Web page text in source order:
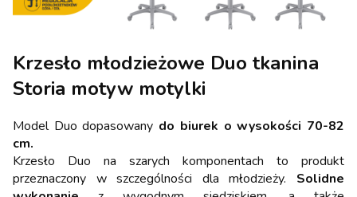
Krzesło młodzieżowe Duo tkanina
Storia motyw motylki
Model Duo dopasowany do biurek o wysokości 70-82
cm.
Krzesło Duo na szarych komponentach to produkt
przeznaczony w szczególności dla młodzieży. Solidne